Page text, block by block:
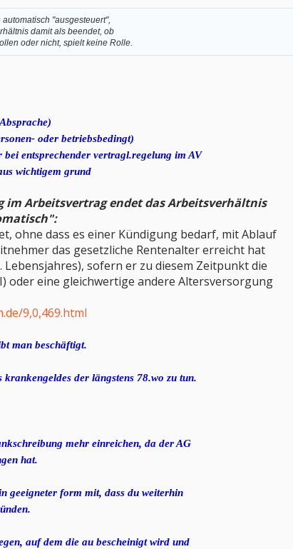
"ausgesteuert",
damit als beendet, ob
oder nicht, spielt keine Rolle.
oder betriebsbedingt)
entsprechender vertragl.regelung im AV
wichtigem grund
im Arbeitsvertrag endet das Arbeitsverhältnis
ohne dass es einer Kündigung bedarf, mit Ablauf
das gesetzliche Rentenalter erreicht hat
Lebensjahres), sofern er zu diesem Zeitpunkt die
oder eine gleichwertige andere Altersversorgung
9,0,469.html
man beschäftigt.
der längstens 78.wo zu tun.
mehr einreichen, da der AG
hat.
geeigneter form mit, dass du weiterhin
auf dem die au bescheinigt wird und